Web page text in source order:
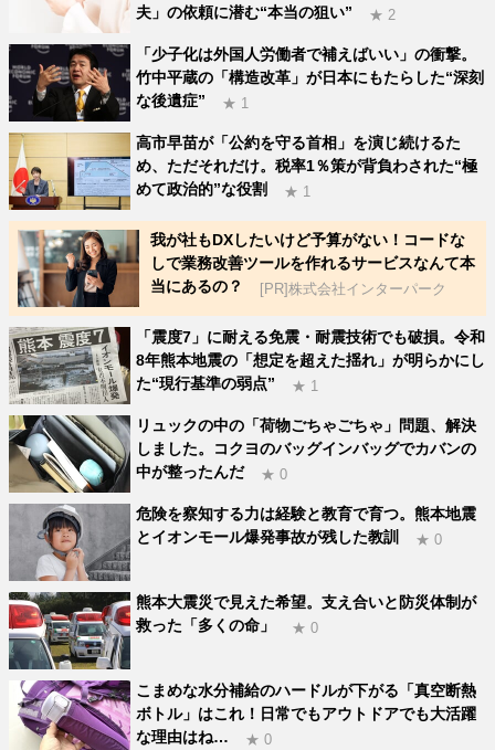
夫」の依頼に潜む“本当の狙い”
★ 2
「少子化は外国人労働者で補えばいい」の衝撃。
竹中平蔵の「構造改革」が日本にもたらした“深刻
な後遺症”
★ 1
高市早苗が「公約を守る首相」を演じ続けるた
め、ただそれだけ。税率1％策が背負わされた“極
めて政治的”な役割
★ 1
我が社もDXしたいけど予算がない！コードな
しで業務改善ツールを作れるサービスなんて本
当にあるの？
[PR]株式会社インターパーク
「震度7」に耐える免震・耐震技術でも破損。令和
8年熊本地震の「想定を超えた揺れ」が明らかにし
た“現行基準の弱点”
★ 1
リュックの中の「荷物ごちゃごちゃ」問題、解決
しました。コクヨのバッグインバッグでカバンの
中が整ったんだ
★ 0
危険を察知する力は経験と教育で育つ。熊本地震
とイオンモール爆発事故が残した教訓
★ 0
熊本大震災で見えた希望。支え合いと防災体制が
救った「多くの命」
★ 0
こまめな水分補給のハードルが下がる「真空断熱
ボトル」はこれ！日常でもアウトドアでも大活躍
な理由はね…
★ 0